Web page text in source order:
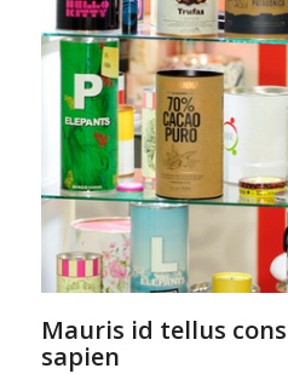
Mauris id tellus
sapien